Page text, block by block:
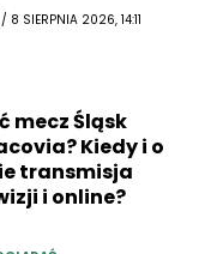
8 SIERPNIA 2026, 14:11
mecz Śląsk
Kiedy i o
transmisja
i online?